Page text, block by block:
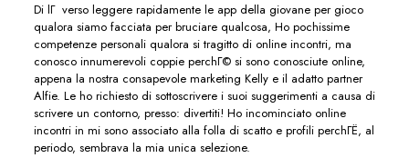
Di lГ verso leggere rapidamente le app della giovane per gioco
qualora siamo facciata per bruciare qualcosa, Ho pochissime
competenze personali qualora si tragitto di online incontri, ma
conosco innumerevoli coppie perchГ© si sono conosciute online,
appena la nostra consapevole marketing Kelly e il adatto partner
Alfie. Le ho richiesto di sottoscrivere i suoi suggerimenti a causa di
scrivere un contorno, presso: divertiti! Ho incominciato online
incontri in mi sono associato alla folla di scatto e profili perchГЁ, al
periodo, sembrava la mia unica selezione.